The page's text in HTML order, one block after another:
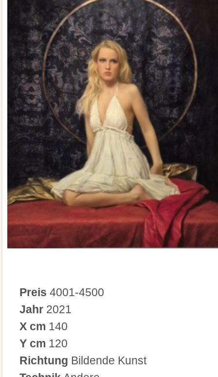
Preis 4001-4500
Jahr 2021
X cm 140
Y cm 120
Richtung Bildende Kunst